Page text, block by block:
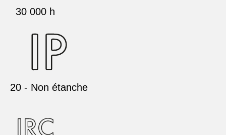
30 000 h
20 - Non étanche